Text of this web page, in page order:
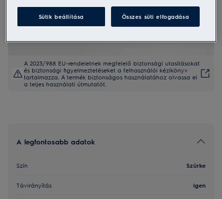
hanggal az alkalmazásban
Teljesen feltöltött állapotban akár 120 percig* is takarít.
A 2023/988 EU-rendeletnek megfelelő biztonsági utasításokat
és biztonsági figyelmeztetéseket a felhasználói kézikönyv
tartalmazza. A termék biztonságos használatához olvassa el
a teljes használati útmutatót.
A legfontosabb adatok
Szín Szürke
Távirányítás igen
Sütik beállítása Összes süti elfogadása